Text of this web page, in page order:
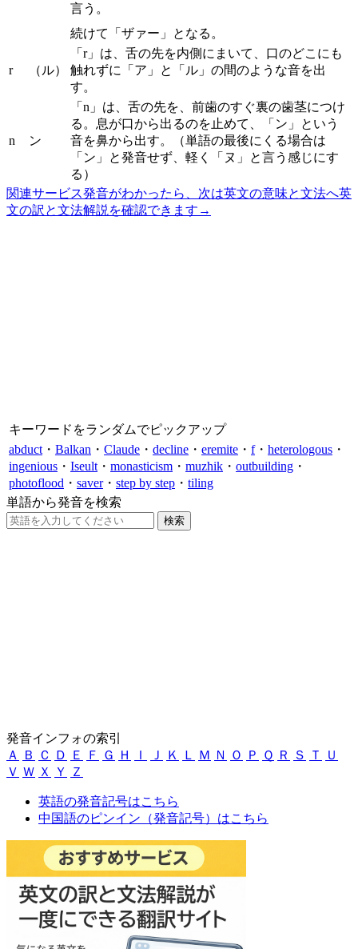
言う。
続けて「ザァー」となる。
r （ル）
「r」は、舌の先を内側にまいて、口のどこにも
触れずに「ア」と「ル」の間のような音を出
す。
n ン
「n」は、舌の先を、前歯のすぐ裏の歯茎につけ
る。息が口から出るのを止めて、「ン」という
音を鼻から出す。（単語の最後にくる場合は
「ン」と発音せず、軽く「ヌ」と言う感じにす
る）
関連サービス発音がわかったら、次は英文の意味と文法へ英
文の訳と文法解説を確認できます →
キーワードをランダムでピックアップ
abduct ・ Balkan ・ Claude ・ decline ・ eremite ・ f・ heterologous ・
ingenious ・ Iseult ・ monasticism ・ muzhik ・ outbuilding ・
photoflood ・ saver・ step by step ・ tiling
単語から発音を検索
発音インフォの索引
Ａ
Ｂ Ｃ Ｄ Ｅ Ｆ Ｇ Ｈ Ｉ Ｊ Ｋ Ｌ Ｍ Ｎ Ｏ Ｐ Ｑ Ｒ Ｓ Ｔ
Ｕ
Ｖ Ｗ Ｘ Ｙ Ｚ
英語の発音記号はこちら
中国語のピンイン（発音記号）はこちら